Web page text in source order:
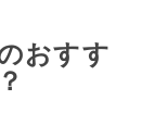
おすす